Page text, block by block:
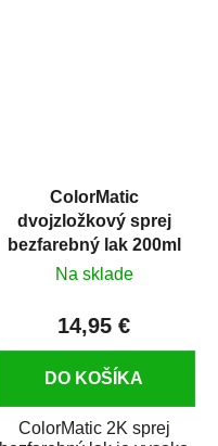
ColorMatic
dvojzložkový sprej
bezfarebný lak 200ml
Na sklade
14,95 €
DO KOŠÍKA
ColorMatic 2K sprej